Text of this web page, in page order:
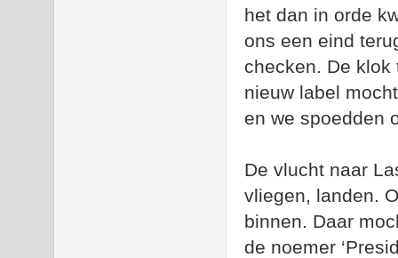
het dan in orde
ons een eind
checken. De klok
nieuw label
en we spoedden
De vlucht naar
vliegen, landen.
binnen. Daar
de noemer